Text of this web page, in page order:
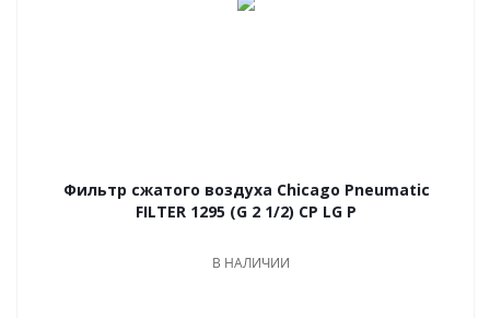
Фильтр сжатого воздуха Chicago Pneumatic
FILTER 1295 (G 2 1/2) CP LG P
В НАЛИЧИИ